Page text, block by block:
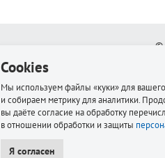
©
Cookies
Мы используем файлы «куки» для
и собираем метрику для аналитики.
вы даёте согласие на обработку
в отношении обработки и защиты
Я согласен